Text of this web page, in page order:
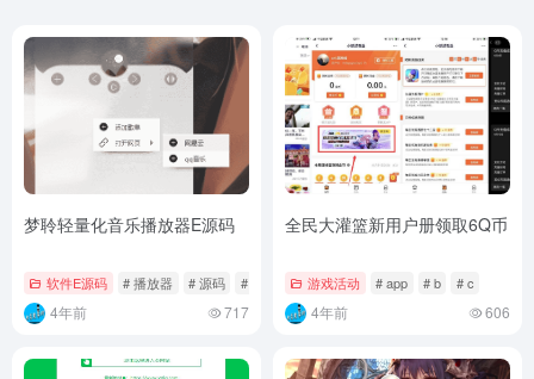
梦聆轻量化音乐播放器E源码
软件E源码 # 播放器 # 源码 # 轻量化
4年前 717
全民大灌篮新用户册领取6Q币
游戏活动 # app # b # c
4年前 606